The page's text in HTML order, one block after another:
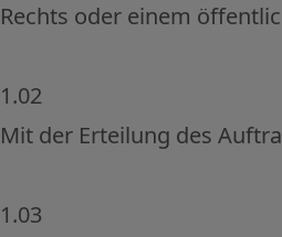
Rechts oder einem
1.02
Mit der Erteilung des
1.03